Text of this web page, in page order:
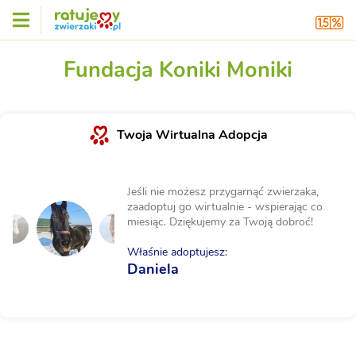
Fundacja Koniki Moniki
Twoja Wirtualna Adopcja
Jeśli nie możesz przygarnąć zwierzaka,
zaadoptuj go wirtualnie - wspierając co
miesiąc. Dziękujemy za Twoją dobroć!
Właśnie adoptujesz:
Daniela